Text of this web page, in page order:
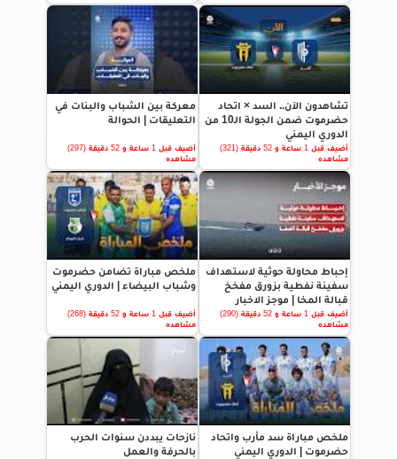
تشاهدون الآن.. السد × اتحاد
حضرموت ضمن الجولة الـ10 من
الدوري اليمني
أضيف قبل 1 ساعة و 52 دقيقة (321)
مشاهده
معركة بين الشباب والبنات في
التعليقات | الحوالة
أضيف قبل 1 ساعة و 52 دقيقة (297)
مشاهده
إحباط محاولة حوثية لاستهداف
سفينة نفطية بزورق مفخخ
قبالة المخا | موجز الاخبار
أضيف قبل 1 ساعة و 52 دقيقة (290)
مشاهده
ملخص مباراة تضامن حضرموت
وشباب البيضاء | الدوري اليمني
أضيف قبل 1 ساعة و 52 دقيقة (268)
مشاهده
ملخص مباراة سد مأرب واتحاد
حضرموت | الدوري اليمني
نازحات يبددن سنوات الحرب
بالحرفة والعمل